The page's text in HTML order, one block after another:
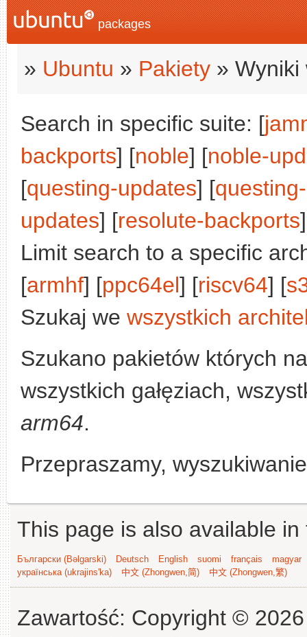
packages
» Ubuntu » Pakiety » Wyniki
Search in specific suite: [
backports] [noble] [noble-
[questing-updates] [
updates] [resolute-backports
Limit search to a specific
[armhf] [ppc64el] [riscv64] [
Szukaj we wszystkich
Szukano pakietów których
wszystkich gałęziach,
arm64.
Przepraszamy,
This page is also available
Български (Bəlgarski) Deutsch English suomi français
magyar
українська (ukrajins'ka)
中文 (Zhongwen,简) 中文 (Zhongwen,繁)
Zawartość: Copyright ©